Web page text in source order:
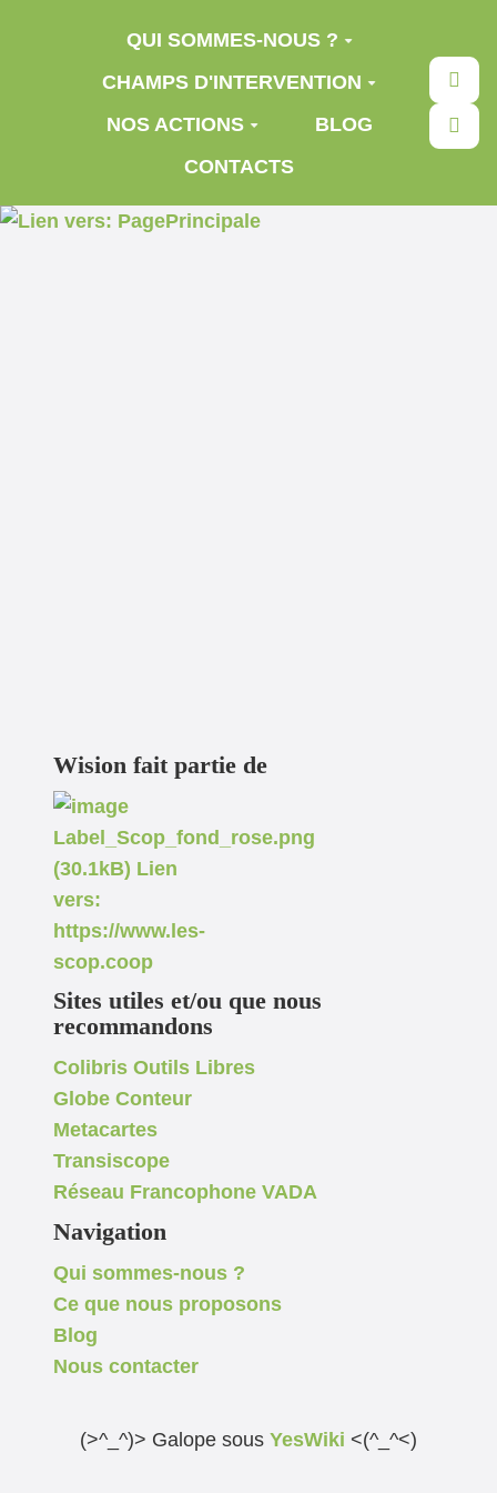
QUI SOMMES-NOUS ?
CHAMPS D'INTERVENTION
NOS ACTIONS
BLOG
CONTACTS
Wision fait partie de
Sites utiles et/ou que nous
recommandons
Colibris Outils Libres
Globe Conteur
Metacartes
Transiscope
Réseau Francophone VADA
Navigation
Qui sommes-nous ?
Ce que nous proposons
Blog
Nous contacter
(>^_^)> Galope sous YesWiki <(^_^<)